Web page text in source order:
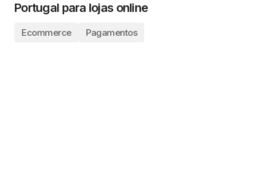
Portugal para lojas online
Ecommerce Pagamentos